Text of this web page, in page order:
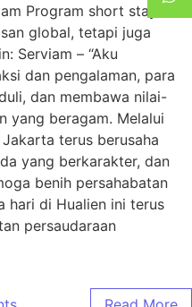
Program short stay ini
global, tetapi juga
Serviam – “Aku
dan pengalaman, para
dan membawa nilai-
yang beragam. Melalui
terus berusaha
yang berkarakter, dan
benih persahabatan
hari di Hualien ini terus
persaudaraan